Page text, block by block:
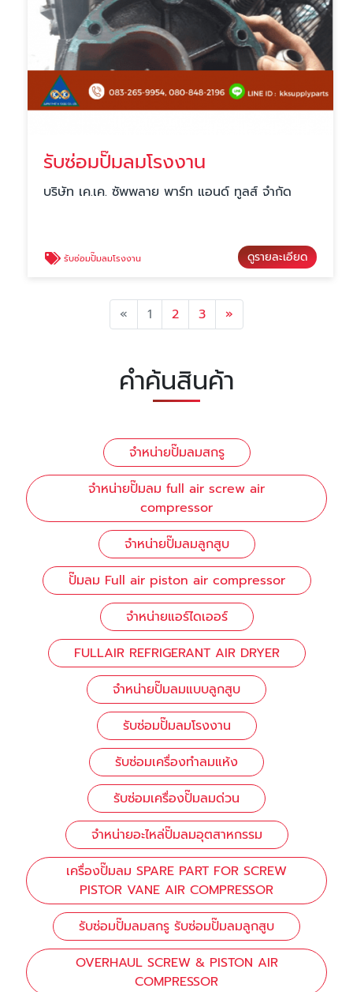
รับซ่อมปั๊มลมโรงงาน
บริษัท เค.เค. ซัพพลาย พาร์ท แอนด์ ทูลส์ จำกัด
รับซ่อมปั๊มลมโรงงาน ดูรายละเอียด
« Previous
1 2 3 »
คำค้นสินค้า
จำหน่ายปั๊มลมสกรู
จำหน่ายปั๊มลม full air screw air
compressor
จำหน่ายปั๊มลมลูกสูบ
ปั๊มลม Full air piston air compressor
จำหน่ายแอร์ไดเออร์
FULLAIR REFRIGERANT AIR DRYER
จำหน่ายปั๊มลมแบบลูกสูบ
รับซ่อมปั๊มลมโรงงาน
รับซ่อมเครื่องทำลมแห้ง
รับซ่อมเครื่องปั๊มลมด่วน
จำหน่ายอะไหล่ปั๊มลมอุตสาหกรรม
เครื่องปั๊มลม SPARE PART FOR SCREW
PISTOR VANE AIR COMPRESSOR
รับซ่อมปั๊มลมสกรู รับซ่อมปั๊มลมลูกสูบ
OVERHAUL SCREW & PISTON AIR
COMPRESSOR